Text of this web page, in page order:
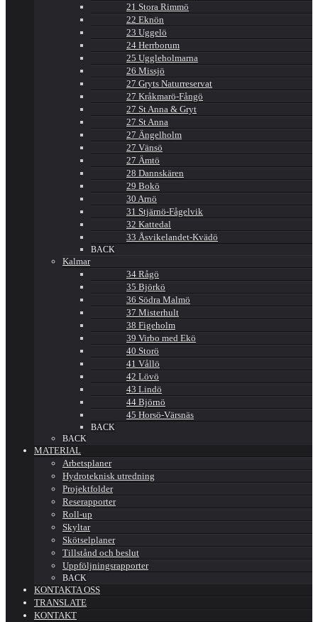
21 Stora Rimmö
22 Eknön
23 Uggelö
24 Herrborum
25 Uggleholmarna
26 Missjö
27 Gryts Naturreservat
27 Kråkmarö-Fångö
27 St Anna & Gryt
27 St Anna
27 Ängelholm
27 Vänsö
27 Ämtö
28 Dannskären
29 Bokö
30 Arnö
31 Stjärnö-Fågelvik
32 Kattedal
33 Åsvikelandet-Kvädö
BACK
Kalmar
34 Rågö
35 Björkö
36 Södra Malmö
37 Misterhult
38 Figeholm
39 Virbo med Ekö
40 Storö
41 Vållö
42 Lövö
43 Lindö
44 Björnö
45 Horsö-Värsnäs
BACK
BACK
MATERIAL
Arbetsplaner
Hydroteknisk utredning
Projektfolder
Reserapporter
Roll-up
Skyltar
Skötselplaner
Tillstånd och beslut
Uppföljningsrapporter
BACK
KONTAKTA OSS
TRANSLATE
KONTAKT